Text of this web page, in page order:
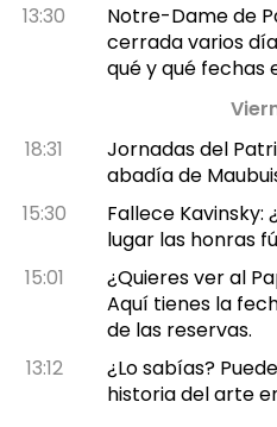
13:30
Notre-Dame de
cerrada varios
qué y qué fechas
18:31
Jornadas del
abadía de
15:30
Fallece
lugar las honras
15:01
¿Quieres ver al
Aquí tienes la
de las reservas.
13:12
¿Lo sabías?
historia del arte